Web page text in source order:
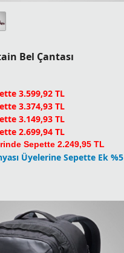
Bel Çantası
3.599,92 TL
3.374,93 TL
3.149,93 TL
2.699,94 TL
Sepette 2.249,95 TL
Üyelerine Sepette Ek %5